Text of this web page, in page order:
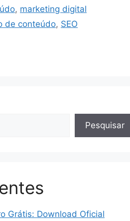
, marketing digital
de conteúdo, SEO
Pesquisar
Grátis: Download Oficial